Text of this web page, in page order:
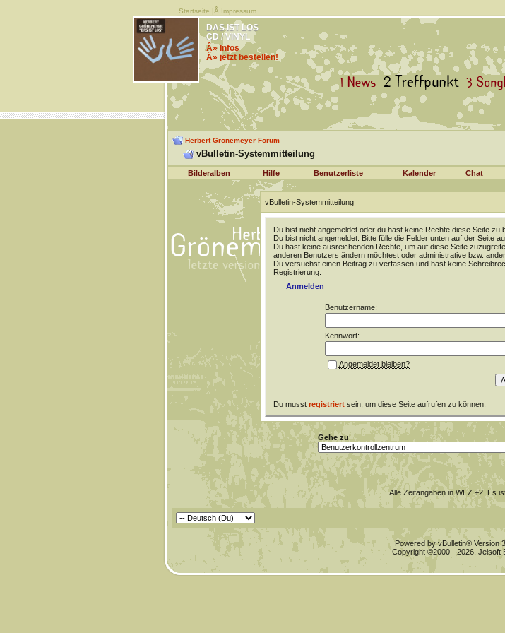
Startseite |Â Impressum
DAS IST LOS
CD / VINYL
Â» Infos
Â» jetzt bestellen!
Herbert Grönemeyer Forum
vBulletin-Systemmitteilung
Bilderalben Hilfe Benutzerliste Kalender Chat
vBulletin-Systemmitteilung
Du bist nicht angemeldet oder du hast keine Rechte diese Seite
Du bist nicht angemeldet. Bitte fülle die Felder unten auf der Seite
Du hast keine ausreichenden Rechte, um auf diese Seite
anderen Benutzers ändern möchtest oder administrative bzw.
Du versuchst einen Beitrag zu verfassen und hast keine
Registrierung.
Anmelden
Benutzername:
Kennwort:
Angemeldet bleiben?
Du musst registriertsein, um diese Seite aufrufen zu können.
Gehe zu
Alle Zeitangaben in WEZ +2. Es
Powered by vBulletin® Version
Copyright ©2000 - 2026, Jelsoft